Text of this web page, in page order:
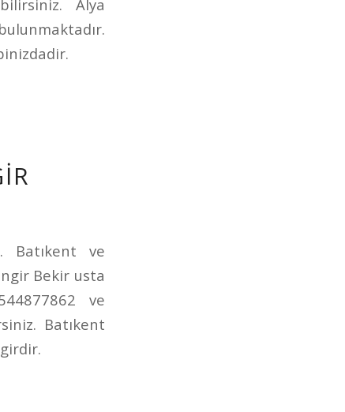
Alya
Batıkent ve
Bekir usta
ve
Batıkent